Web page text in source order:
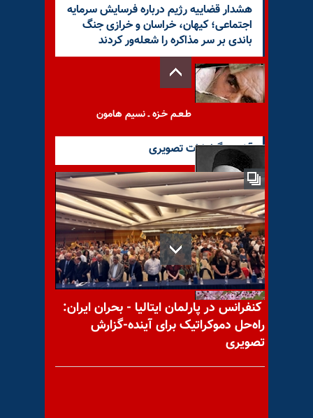
هشدار قضاییه رژیم درباره فرسایش سرمایه
اجتماعی؛ کیهان، خراسان و خرازی جنگ
باندی بر سر مذاکره را شعله‌ور کردند
طـعـم خـزه ـ نسیم هامون
صلیب سرخ جهانی تاسیس شد
آخرین گزارشات تصویری
کنفرانس در پارلمان ایتالیا - بحران ایران:
راه‌حل دموکراتیک برای آینده-گزارش
تصویری